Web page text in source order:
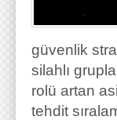
güvenlik
silahlı
rolü artan
tehdit